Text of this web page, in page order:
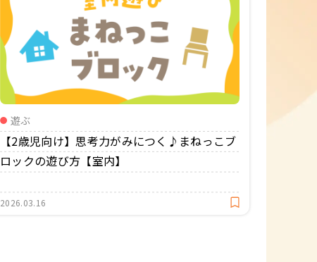
遊ぶ
【2歳児向け】思考力がみにつく♪まねっこブ
ロックの遊び方【室内】
2026.03.16